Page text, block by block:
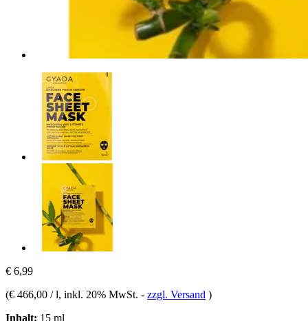
€ 6,99
(€ 466,00 / l, inkl. 20% MwSt. - zzgl. Versand )
Inhalt: 15 ml